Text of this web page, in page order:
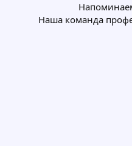
Наша команда